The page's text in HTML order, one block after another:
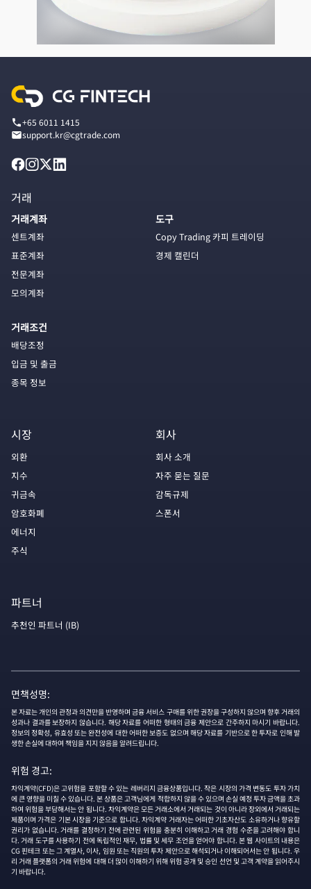
+65 6011 1415
support.kr@cgtrade.com
거래
거래계좌
센트계좌
표준계좌
전문계좌
모의계좌
거래조건
배당조정
입금 및 출금
종목 정보
도구
Copy Trading 카피 트레이딩
경제 캘린더
시장
외환
지수
귀금속
암호화폐
에너지
주식
회사
회사 소개
자주 묻는 질문
감독규제
스폰서
파트너
추천인 파트너 (IB)
면책성명:
본 자료는 개인의 관정과 의견만을 반영하며 금융 서비스 구매를 위한 권장을 구성하지 않으며 향후 거래의
성과나 결과를 보장하지 않습니다. 해당 자료를 어떠한 형태의 금융 제안으로 간주하지 마시기 바랍니다.
정보의 정확성, 유효성 또는 완전성에 대한 어떠한 보증도 없으며 해당 자료를 기반으로 한 투자로 인해 발
생한 손실에 대하여 책임을 지지 않음을 알려드립니다.
위험 경고:
차익계약(CFD)은 고위험을 포함할 수 있는 레버리지 금융상품입니다. 작은 시장의 가격 변동도 투자 가치
에 큰 영향을 미칠 수 있습니다. 본 상품은 고객님에게 적합하지 않을 수 있으며 손실 예정 투자 금액을 초과
하여 위험을 부담해서는 안 됩니다. 차익계약은 모든 거래소에서 거래되는 것이 아니라 장외에서 거래되는
제품이며 가격은 기본 시장을 기준으로 합니다. 차익계약 거래자는 어떠한 기초자산도 소유하거나 향유할
권리가 없습니다. 거래를 결정하기 전에 관련된 위험을 충분히 이해하고 거래 경험 수준을 고려해야 합니
다. 거래 도구를 사용하기 전에 독립적인 재무, 법률 및 세무 조언을 얻어야 합니다. 본 웹 사이트의 내용은
CG 핀테크 또는 그 계열사, 이사, 임원 또는 직원의 투자 제안으로 해석되거나 이해되어서는 안 됩니다. 우
리 거래 플랫폼의 거래 위험에 대해 더 많이 이해하기 위해 위험 공개 및 승인 선언 및 고객 계약을 읽어주시
기 바랍니다.